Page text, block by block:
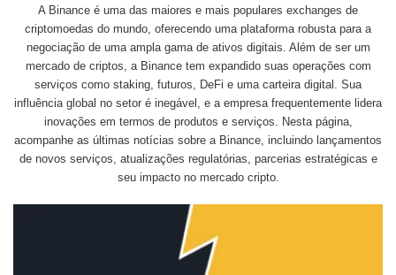
A Binance é uma das maiores e mais populares exchanges de
criptomoedas do mundo, oferecendo uma plataforma robusta para a
negociação de uma ampla gama de ativos digitais. Além de ser um
mercado de criptos, a Binance tem expandido suas operações com
serviços como staking, futuros, DeFi e uma carteira digital. Sua
influência global no setor é inegável, e a empresa frequentemente lidera
inovações em termos de produtos e serviços. Nesta página,
acompanhe as últimas notícias sobre a Binance, incluindo lançamentos
de novos serviços, atualizações regulatórias, parcerias estratégicas e
seu impacto no mercado cripto.